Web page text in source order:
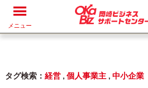
メニュー
タグ検索： 経営 , 個人事業主 , 中小企業